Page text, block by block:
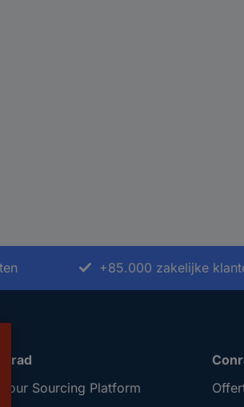
+85.000 zakelijke
Your Sourcing Platform